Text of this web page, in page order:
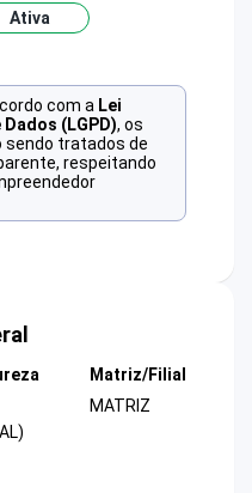
Ativa
com a Lei
(LGPD), os
sendo tratados de
respeitando
Matriz/Filial
MATRIZ